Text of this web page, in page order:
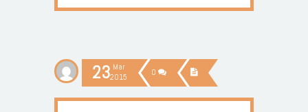
23 Mar
2015
0